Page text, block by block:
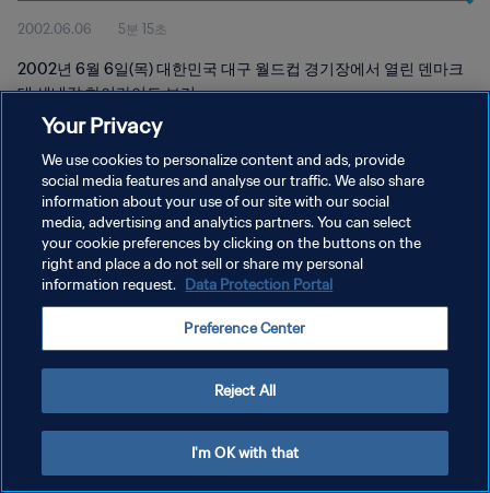
2002.06.06 5분 15초
2002년 6월 6일(목) 대한민국 대구 월드컵 경기장에서 열린 덴마크
대 세네갈 하이라이트 보기
개인정보 보호정책
서비스 약관
쿠키 기본 설정 관리
Your Privacy
We use cookies to personalize content and ads, provide
social media features and analyse our traffic. We also share
information about your use of our site with our social
media, advertising and analytics partners. You can select
your cookie preferences by clicking on the buttons on the
right and place a do not sell or share my personal
information request. Data Protection Portal
Preference Center
Reject All
I'm OK with that